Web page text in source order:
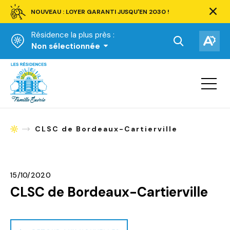
NOUVEAU : LOYER GARANTI JUSQU'EN 2030 !
barre
Résidence la plus près :
Non sélectionnée
Ouvrir
la
recherche.
la
Accueil
Ouvrir
la
AccueilCLSC de Bordeaux-Cartierville
15/10/2020
CLSC de Bordeaux-Cartierville